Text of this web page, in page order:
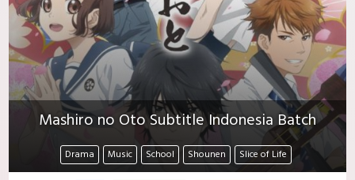
Mashiro no Oto Subtitle Indonesia Batch
Drama Music School Shounen Slice of Life